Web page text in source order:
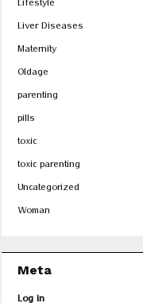
Lifestyle
Liver Diseases
Maternity
Oldage
parenting
pills
toxic
toxic parenting
Uncategorized
Woman
Meta